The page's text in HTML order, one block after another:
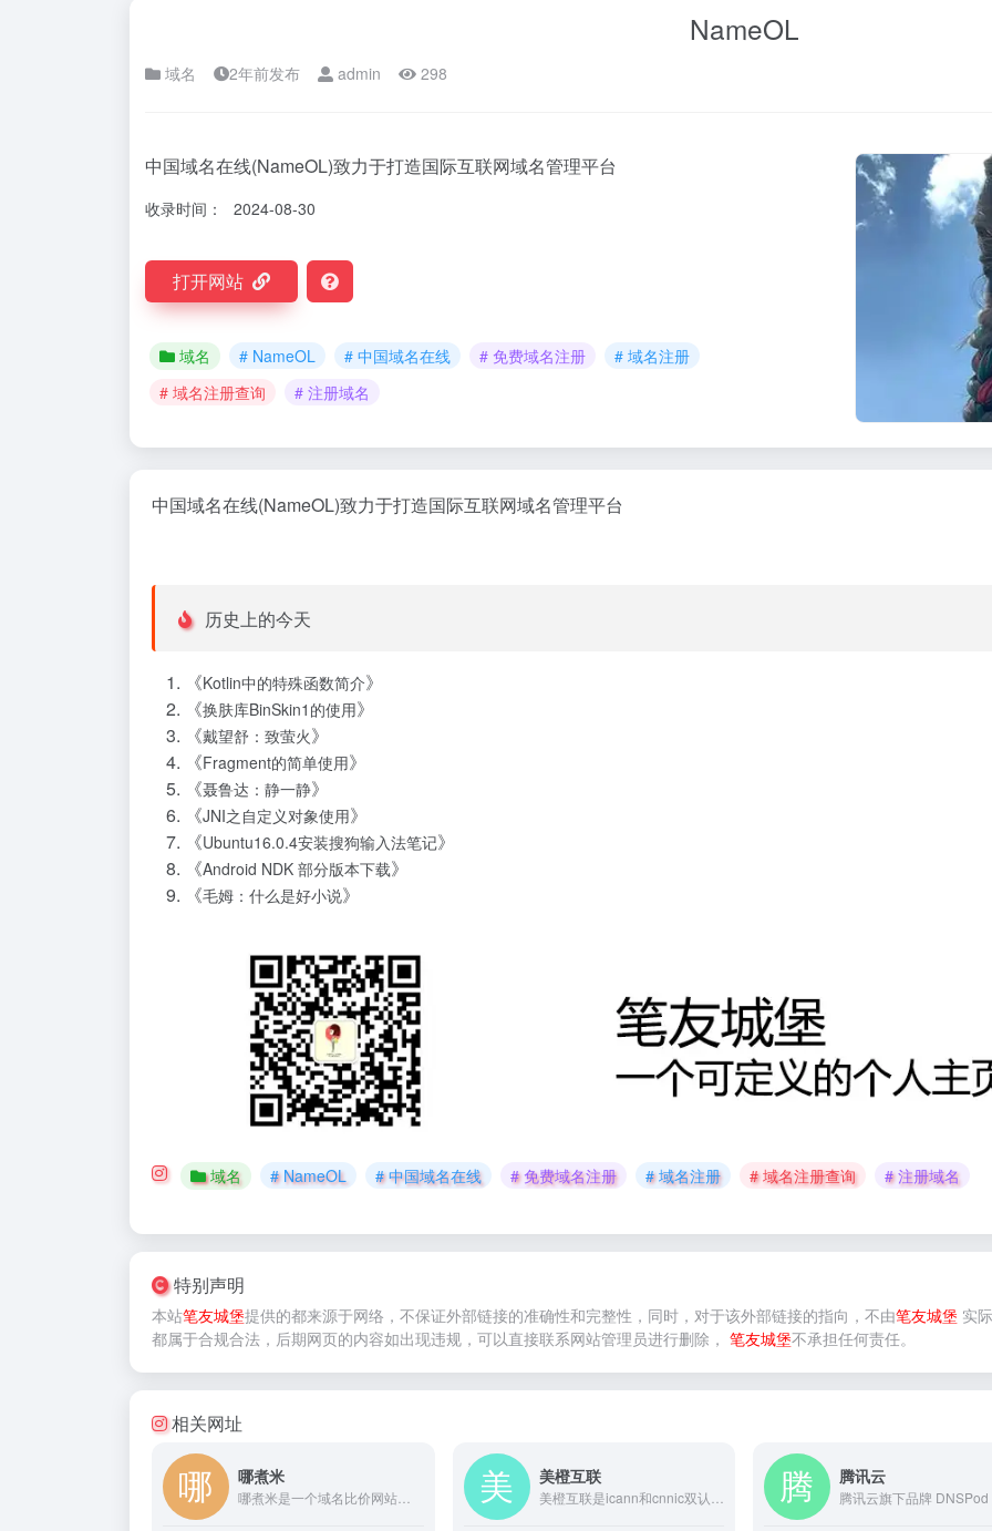
NameOL
域名 2年前发布 admin 298
中国域名在线(NameOL)致力于打造国际互联网域名管理平台
收录时间： 2024-08-30
打开网站
域名 # NameOL # 中国域名在线 # 免费域名注册
# 域名注册
# 域名注册查询
# 注册域名
中国域名在线(NameOL)致力于打造国际互联网域名管理平台
历史上的今天
《Kotlin中的特殊函数简介》
《换肤库BinSkin1的使用》
《戴望舒：致萤火》
《Fragment的简单使用》
《聂鲁达：静一静》
《JNI之自定义对象使用》
《Ubuntu16.0.4安装搜狗输入法笔记》
《Android NDK 部分版本下载》
《毛姆：什么是好小说》
域名 # NameOL # 中国域名在线 # 免费域名注册 # 域名注册 # 域名注册查询 # 注册域名
特别声明
本站笔友城堡提供的都来源于网络，不保证外部链接的准确性和完整性，同时，对于该外部链接的指向，不由笔友城堡 实
都属于合规合法，后期网页的内容如出现违规，可以直接联系网站管理员进行删除， 笔友城堡不承担任何责任。
相关网址
哪煮米 美橙互联 腾讯云